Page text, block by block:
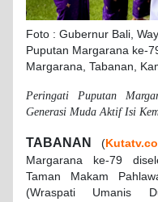
Foto : Gubernur Bali,
Puputan Margarana ke-
Margarana, Tabanan,
Peringati Puputan
Generasi Muda Aktif Isi
TABANAN (
Margarana ke-79
Taman Makam
(Wraspati Umanis